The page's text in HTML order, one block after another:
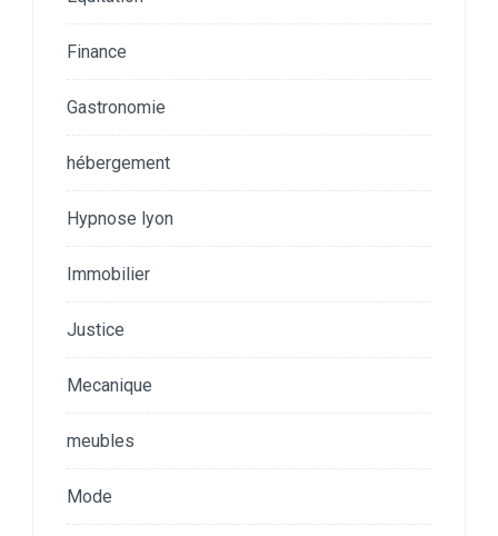
Finance
Gastronomie
hébergement
Hypnose lyon
Immobilier
Justice
Mecanique
meubles
Mode